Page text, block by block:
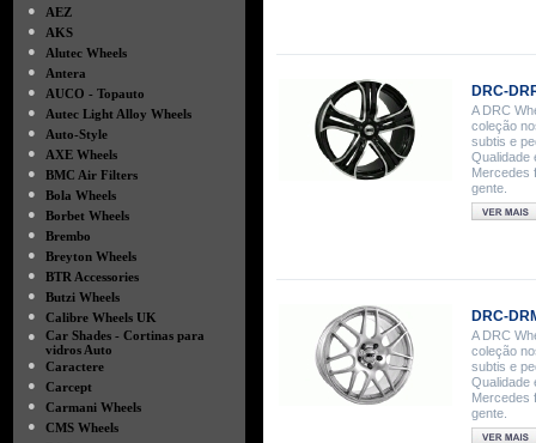
●
AEZ
●
AKS
●
Alutec Wheels
●
Antera
●
AUCO - Topauto
●
Autec Light Alloy Wheels
●
Auto-Style
●
AXE Wheels
●
BMC Air Filters
●
Bola Wheels
●
Borbet Wheels
●
Brembo
●
Breyton Wheels
●
BTR Accessories
●
Butzi Wheels
●
Calibre Wheels UK
●
Car Shades - Cortinas para
vidros Auto
●
Caractere
●
Carcept
●
Carmani Wheels
●
CMS Wheels
DRC-
A DRC
coleção
subtis e
Qualidade
Mercedes
gente.
DRC-
A DRC
coleção
subtis e
Qualidade
Mercedes
gente.